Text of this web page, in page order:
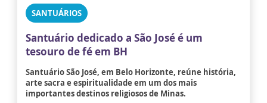
SANTUÁRIOS
Santuário dedicado a São José é um
tesouro de fé em BH
Santuário São José, em Belo Horizonte, reúne história,
arte sacra e espiritualidade em um dos mais
importantes destinos religiosos de Minas.